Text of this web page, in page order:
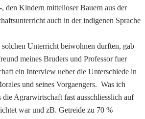
den Kindern mittelloser Bauern aus der
auch in der indigenen Sprache
Unterricht beiwohnen durften, gab
meines Bruders und Professor fuer
ein Interview ueber die Unterschiede in
und seines Vorgaengers. Was ich
die Agrarwirtschaft fast ausschliesslich auf
war und zB. Getreide zu 70 %